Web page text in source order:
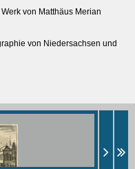
von Matthäus Merian
von Niedersachsen und